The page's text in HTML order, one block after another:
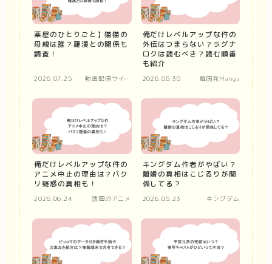
薬屋のひとりごと】猫猫の
母親は誰？羅漢との関係も
調査！
2026.07.25
動画配信サイ
俺だけレベルアップな件の
外伝はつまらない？ラグナ
ロクは読むべき？読む順番
も紹介
2026.06.30 韓国発Manga
俺だけレベルアップな件の
アニメ中止の理由は？パク
リ疑惑の真相も！
2026.06.24 話題のアニメ
キングダム作者がやばい？
離婚の真相はこじるりが関
係してる？
2026.05.23 キングダム